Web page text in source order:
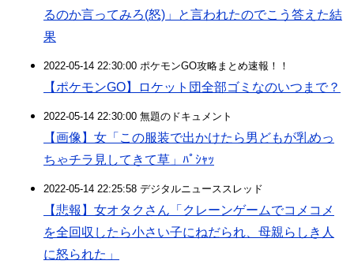
るのか言ってみろ(怒)」と言われたのでこう答えた結
果
2022-05-14 22:30:00 ポケモンGO攻略まとめ速報！！
【ポケモンGO】ロケット団全部ゴミなのいつまで？
2022-05-14 22:30:00 無題のドキュメント
【画像】女「この服装で出かけたら男どもが乳めっ
ちゃチラ見してきて草」ﾊﾟｼｬｯ
2022-05-14 22:25:58 デジタルニューススレッド
【悲報】女オタクさん「クレーンゲームでコメコメ
を全回収したら小さい子にねだられ、母親らしき人
に怒られた」